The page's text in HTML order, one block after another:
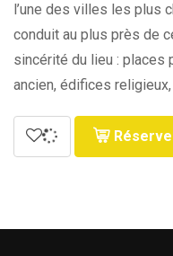
l’une des villes les plus
conduit au plus près de
sincérité du lieu : places
ancien, édifices